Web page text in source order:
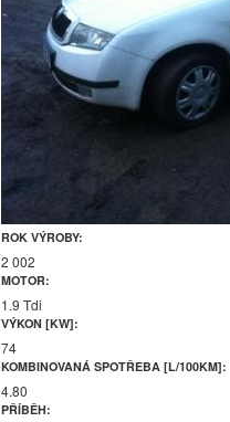
ROK VÝROBY:
2 002
MOTOR:
1.9 Tdi
VÝKON [KW]:
74
KOMBINOVANÁ SPOTŘEBA [L/100KM]:
4.80
PŘÍBĚH: